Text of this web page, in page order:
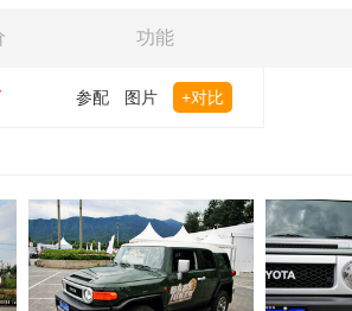
功能
参配 图片 +对比